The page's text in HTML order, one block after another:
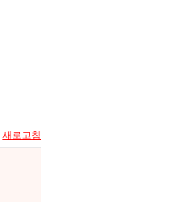
새로고침